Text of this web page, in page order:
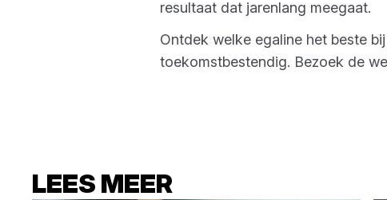
resultaat dat jarenlang meegaat.
Ontdek welke egaline het beste
toekomstbestendig. Bezoek de
LEES MEER